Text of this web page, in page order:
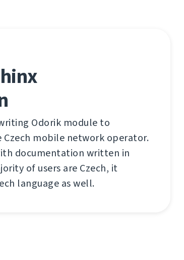
Odorik module to
mobile network operator.
documentation written in
of users are Czech, it
language as well.